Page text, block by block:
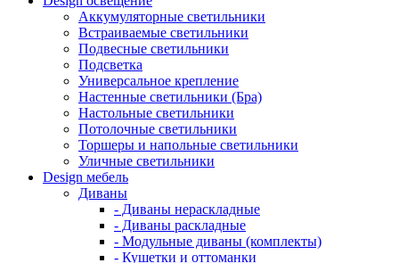
Аккумуляторные светильники
Встраиваемые светильники
Подвесные светильники
Подсветка
Универсальное крепление
Настенные светильники (Бра)
Настольные светильники
Потолочные светильники
Торшеры и напольные светильники
Уличные светильники
Design мебель
Диваны
- Диваны нераскладные
- Диваны раскладные
- Модульные диваны (комплекты)
- Кушетки и оттоманки